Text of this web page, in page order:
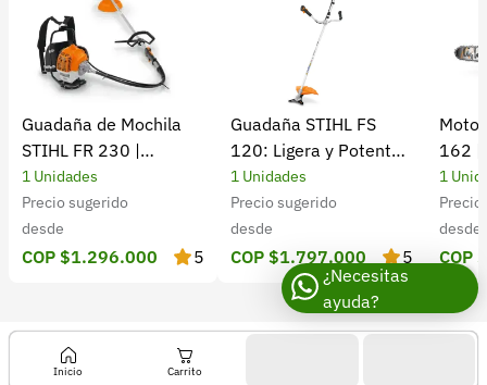
5 Estrellas
4 Estrellas
3 Estrellas
2 Estrellas
1 Estrellas
Guadaña de Mochila
STIHL FR 230 |
Potencia y rendimiento
1 Unidades
Precio sugerido
desde
COP $1.296.000 5
Guadaña STIHL FS
120: Ligera y Potente
para el Campo
1 Unidades
Precio sugerido
desde
COP $1.797.000 5
162 |
1
desde
COP
Inicio Carrito
¿Necesitas
ayuda?